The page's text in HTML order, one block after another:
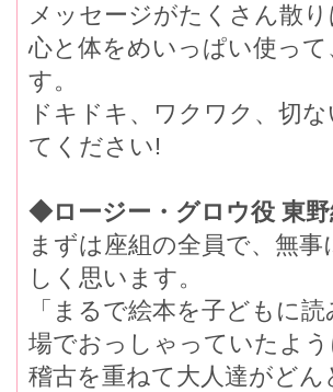
メッセージがたくさん散
心と体をめいっぱい使っ
す。
ドキドキ、ワクワク、切
てください!
◆ロージー・グロウ役 東
まずは座組の全員で、無
しく思います。
「まるで絵本を子どもに
場でおっしゃっていたよう
稽古を重ねて大人達がど